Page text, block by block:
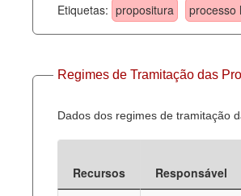
Etiquetas: propositura processo
Regimes de Tramitação das
Dados dos regimes de tramitação
Recursos Responsável